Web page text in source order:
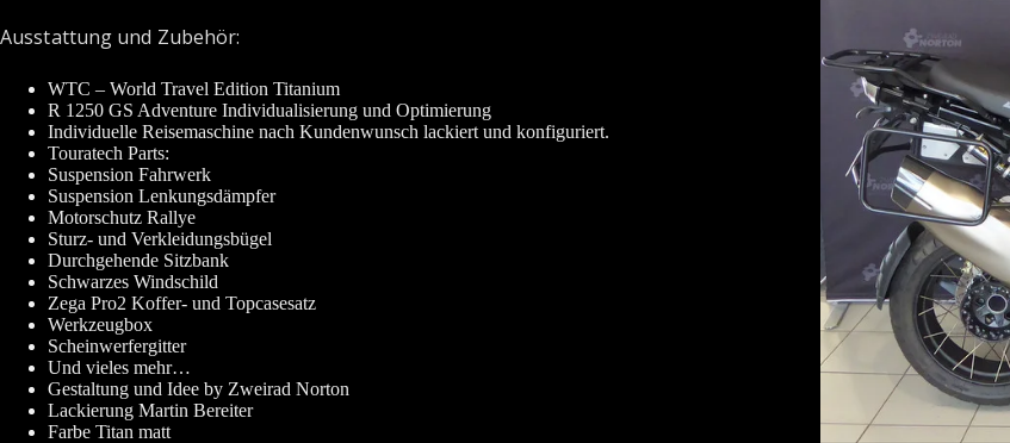
Ausstattung und Zubehör:
WTC – World Travel Edition Titanium
R 1250 GS Adventure Individualisierung und Optimierung
Individuelle Reisemaschine nach Kundenwunsch lackiert und konfiguriert.
Touratech Parts:
Suspension Fahrwerk
Suspension Lenkungsdämpfer
Motorschutz Rallye
Sturz- und Verkleidungsbügel
Durchgehende Sitzbank
Schwarzes Windschild
Zega Pro2 Koffer- und Topcasesatz
Werkzeugbox
Scheinwerfergitter
Und vieles mehr…
Gestaltung und Idee by Zweirad Norton
Lackierung Martin Bereiter
Farbe Titan matt